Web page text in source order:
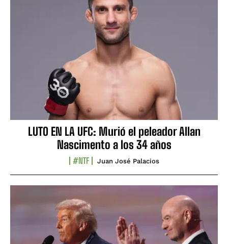
LUTO EN LA UFC: Murió el peleador Allan
Nascimento a los 34 años
#NTF Juan José Palacios